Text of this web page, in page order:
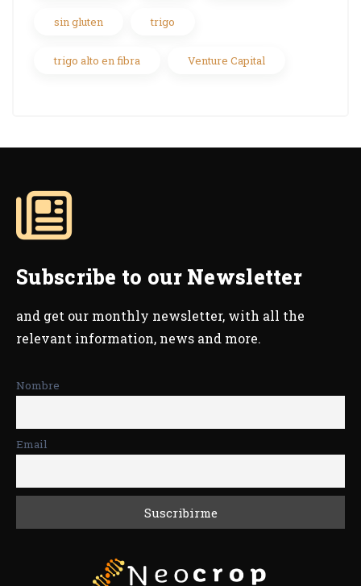
sin gluten trigo
trigo alto en fibra Venture Capital
Subscribe to our Newsletter
and get our monthly newsletter, with all the
relevant information, news and more.
Nombre
Email